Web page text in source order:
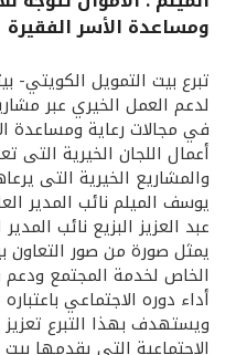
القنوات المصرفية
أدوات وخدمات
خدمات ما بعد البيع
اتصل بنا
مواقع الفروع وأجهزة
ومساعدة الأسر الفقيرة
لدعم العمل الخيري عبر
في مجالات رعاية ومساعدة
أعمال اللجان الخيرية
والمشاريع الخيرية التى
يوسف الميلم نائب المدير
عبد العزيز البزيع نائب
يمثل صورة من صور التعاون
الخاص لخدمة المجتمع
أداء دوره الاجتماعي
ويستهدف بهذا التبرع
الاجتماعية التى يقدمها